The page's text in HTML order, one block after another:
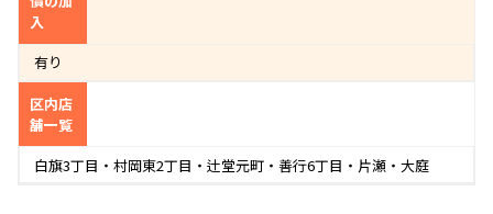
入
有り
区内店
舗一覧
白旗3丁目・村岡東2丁目・辻堂元町・善行6丁目・片瀬・大庭